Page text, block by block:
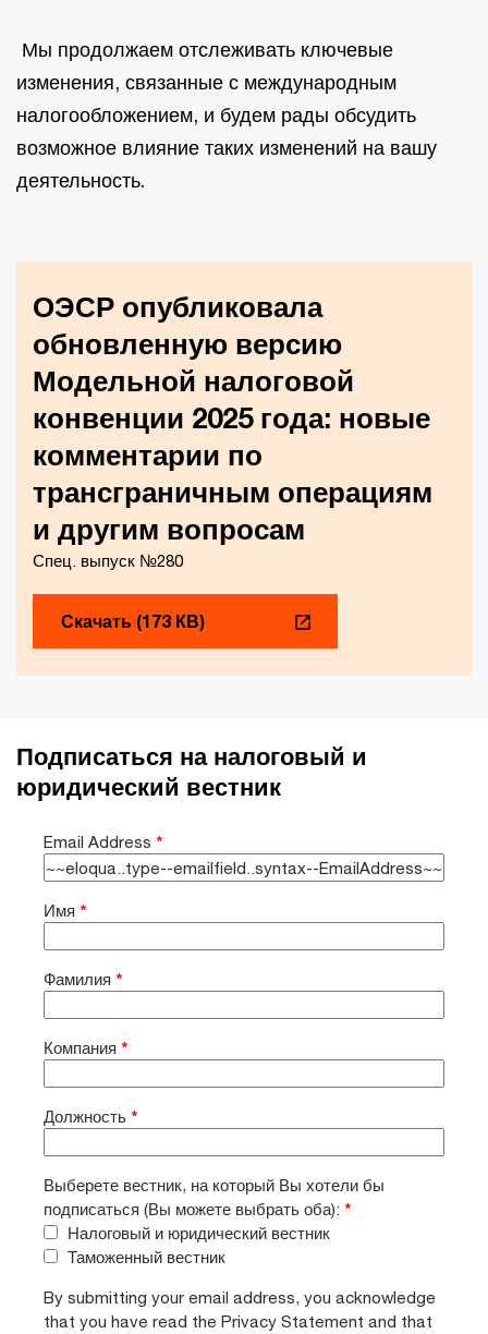
Мы продолжаем отслеживать ключевые
изменения, связанные с международным
налогообложением, и будем рады обсудить
возможное влияние таких изменений на вашу
деятельность.
ОЭСР опубликовала
обновленную версию
Модельной налоговой
конвенции 2025 года: новые
комментарии по
трансграничным операциям
и другим вопросам
Спец. выпуск №280
Скачать (173 КВ)
Подписаться на налоговый и
юридический вестник
Email Address *
Имя *
Фамилия *
Компания *
Должность *
Выберете вестник, на который Вы хотели бы
подписаться (Вы можете выбрать оба): *
Налоговый и юридический вестник
Таможенный вестник
By submitting your email address, you acknowledge
that you have read the Privacy Statement and that